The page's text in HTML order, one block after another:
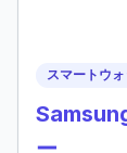
スマートウ